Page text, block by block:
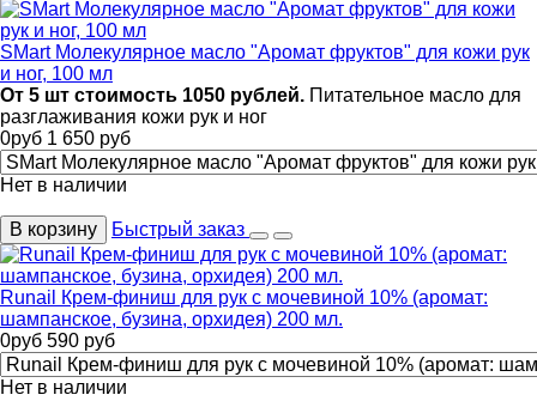
SMart Молекулярное масло "Аромат фруктов" для кожи рук
и ног, 100 мл
От 5 шт стоимость 1050 рублей. Питательное масло для
разглаживания кожи рук и ног
0руб 1 650 руб
Нет в наличии
В корзину Быстрый заказ
Runail Крем-финиш для рук с мочевиной 10% (аромат:
шампанское, бузина, орхидея) 200 мл.
0руб 590 руб
Нет в наличии